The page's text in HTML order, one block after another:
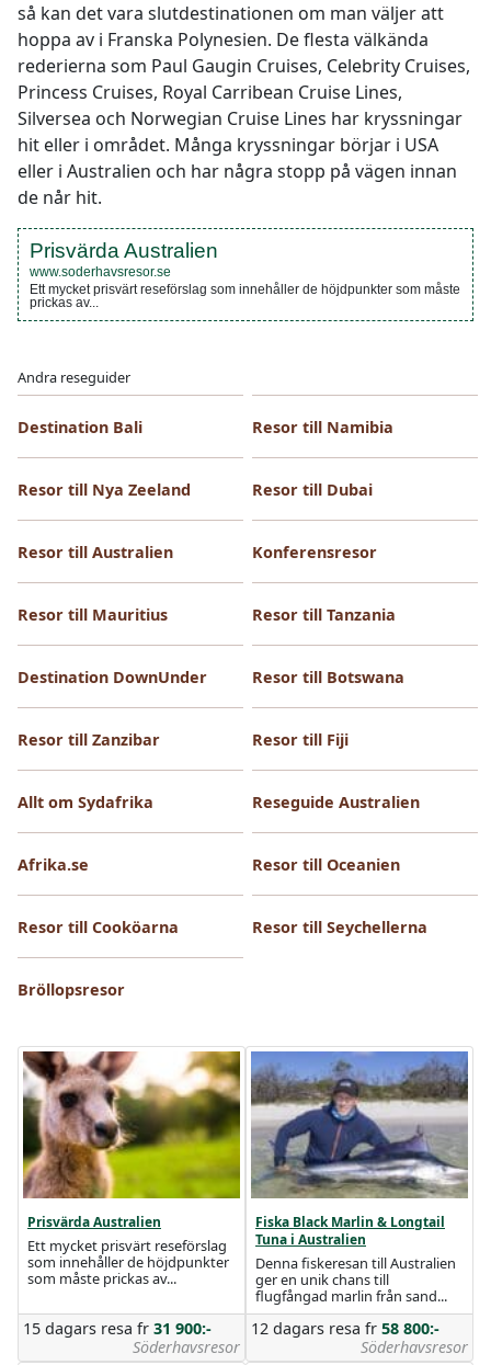
Andra reseguider
Destination Bali Resor till Namibia
Resor till Nya Zeeland Resor till Dubai
Resor till Australien Konferensresor
Resor till Mauritius Resor till Tanzania
Destination DownUnder Resor till Botswana
Resor till Zanzibar Resor till Fiji
Allt om Sydafrika Reseguide Australien
Afrika.se Resor till Oceanien
Resor till Cooköarna Resor till Seychellerna
Bröllopsresor
så kan det vara slutdestinationen om man väljer att
hoppa av i Franska Polynesien. De flesta välkända
rederierna som Paul Gaugin Cruises, Celebrity Cruises,
Princess Cruises, Royal Carribean Cruise Lines,
Silversea och Norwegian Cruise Lines har kryssningar
hit eller i området. Många kryssningar börjar i USA
eller i Australien och har några stopp på vägen innan
de når hit.
Prisvärda Australien
www.soderhavsresor.se
Ett mycket prisvärt reseförslag som innehåller de höjdpunkter som måste
prickas av...
Prisvärda Australien
Ett mycket prisvärt reseförslag
som innehåller de höjdpunkter
som måste prickas av...
15 dagars resa fr 31 900:-
Söderhavsresor
Fiska Black Marlin & Longtail
Tuna i Australien
Denna fiskeresan till Australien
ger en unik chans till
flugfångad marlin från sand...
12 dagars resa fr 58 800:-
Söderhavsresor